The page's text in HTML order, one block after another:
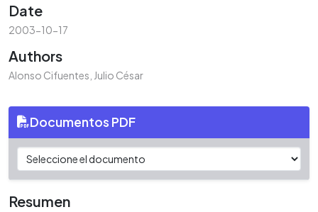
Date
2003-10-17
Authors
Alonso Cifuentes, Julio César
Documentos PDF
Resumen